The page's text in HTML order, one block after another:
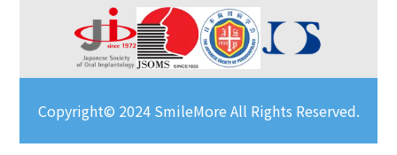
Copyright© 2024 SmileMore All Rights Reserved.